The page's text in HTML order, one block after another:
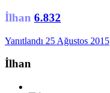
İlhan 6.832
Yanıtlandı 25 Ağustos 2015
İlhan